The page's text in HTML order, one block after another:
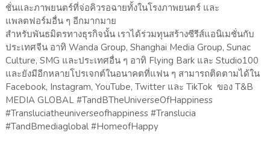
ชั่นและภาพยนตร์ที่จ่อคิวรอฉายทั้งในโรงภาพยนตร์ และ
แพลตฟอร์มอื่น ๆ อีกมากมาย
สำหรับพันธมิตรทางธุรกิจนั้น เราได้ร่วมทุนสร้างซีรีส์แอนิเมชั่นกับ
ประเทศจีน อาทิ Wanda Group, Shanghai Media Group, Sunac
Culture, SMG และประเทศอื่น ๆ อาทิ Flying Bark และ Studio100
และยังมีอีกหลายโปรเจกต์ในอนาคตที่แฟน ๆ สามารถติดตามได้ใน
Facebook, Instagram, YouTube, Twitter และ TikTok ของ T&B
MEDIA GLOBAL #TandBTheUniverseOfHappiness
#Transluciatheuniverseofhappiness #Translucia
#TandBmediaglobal #HomeofHappy